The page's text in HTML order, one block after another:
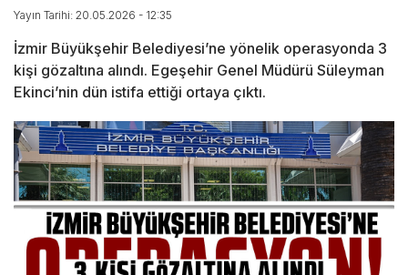
Yayın Tarihi: 20.05.2026 - 12:35
İzmir Büyükşehir Belediyesi’ne yönelik operasyonda 3
kişi gözaltına alındı. Egeşehir Genel Müdürü Süleyman
Ekinci’nin dün istifa ettiği ortaya çıktı.